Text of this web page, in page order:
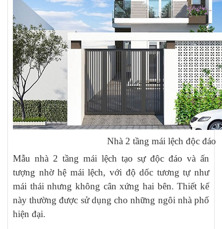
Nhà 2 tầng mái lệch độc đáo
Mẫu nhà 2 tầng mái lệch tạo sự độc đáo và ấn
tượng nhờ hệ mái lệch, với độ dốc tương tự như
mái thái nhưng không cân xứng hai bên. Thiết kế
này thường được sử dụng cho những ngôi nhà phố
hiện đại.